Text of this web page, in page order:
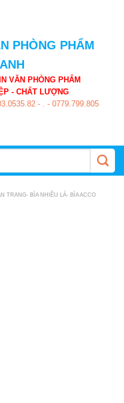
PHÒNG PHẨM
VĂN PHÒNG PHẨM
- CHẤT LƯỢNG
- . - 0779.799.805
TRANG- BÌA NHIỀU LÁ- BÌA ACCO